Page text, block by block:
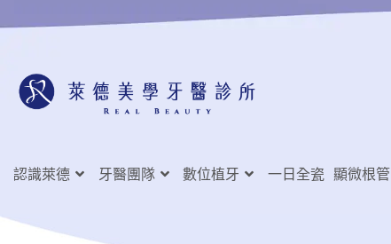
認識萊德 牙醫團隊 數位植牙 一日全瓷 顯微根管